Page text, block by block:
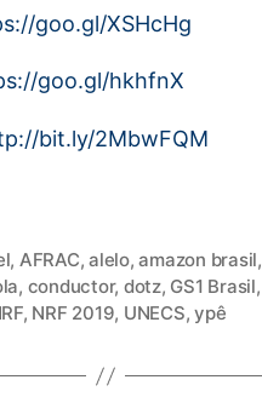
goo.gl/XSHcHg
goo.gl/hkhfnX
bit.ly/2MbwFQM
, AFRAC,alelo,amazon brasil,
, conductor, dotz, GS1 Brasil,
, NRF 2019, UNECS,ypê